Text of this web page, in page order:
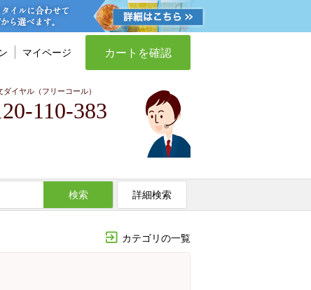
マイページ カートを確認
ダイヤル（フリーコール）
110-383
検索 詳細検索
カテゴリの一覧